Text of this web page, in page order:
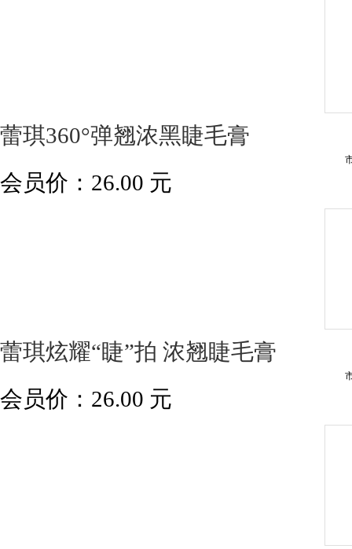
蕾琪360°弹翘浓黑睫毛膏
会员价： 26.00 元
蕾琪炫耀“睫”拍 浓翘睫毛膏
会员价： 26.00 元